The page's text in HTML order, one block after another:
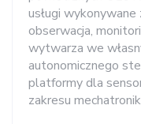
usługi
obserwacja,
wytwarza we
autonomicznego
platformy dla
zakresu